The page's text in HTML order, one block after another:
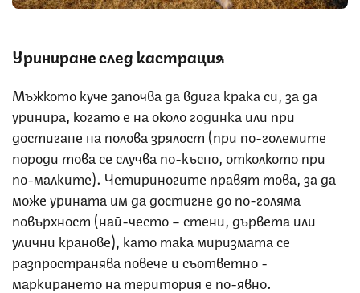
Уриниране след кастрация
Мъжкото куче започва да вдига крака си, за да
уринира, когато е на около годинка или при
достигане на полова зрялост (при по-големите
породи това се случва по-късно, отколкото при
по-малките). Четириногите правят това, за да
може урината им да достигне до по-голяма
повърхност (най-често – стени, дървета или
улични кранове), като така миризмата се
разпространява повече и съответно -
маркирането на територия е по-явно.